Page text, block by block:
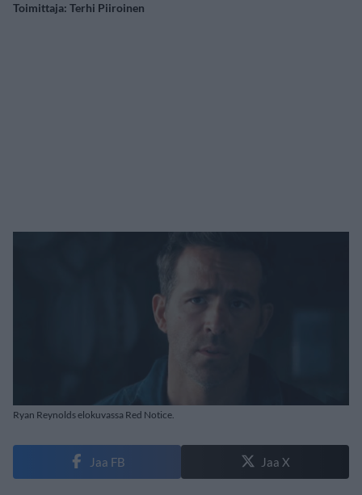
Toimittaja: Terhi Piiroinen
Ryan Reynolds elokuvassa Red Notice.
Jaa FB Jaa X